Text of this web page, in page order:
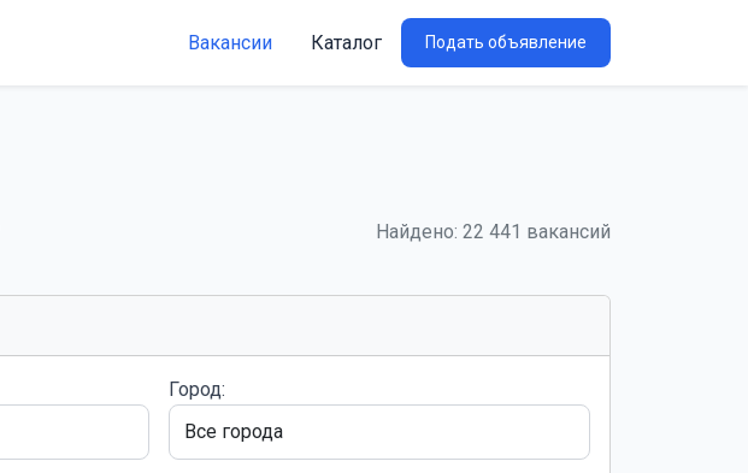
Вакансии Каталог Подать объявление
Найдено: 22 441 вакансий
Город: